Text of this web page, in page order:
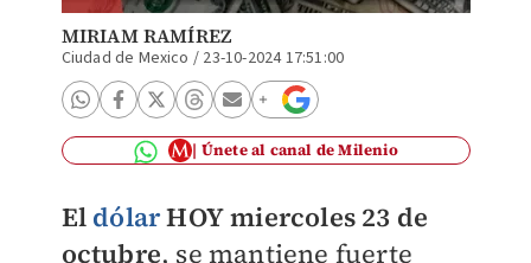
MIRIAM RAMÍREZ
Ciudad de Mexico / 23-10-2024 17:51:00
Únete al canal de Milenio
El dólarHOY miercoles 23 de
octubre, se mantiene fuerte